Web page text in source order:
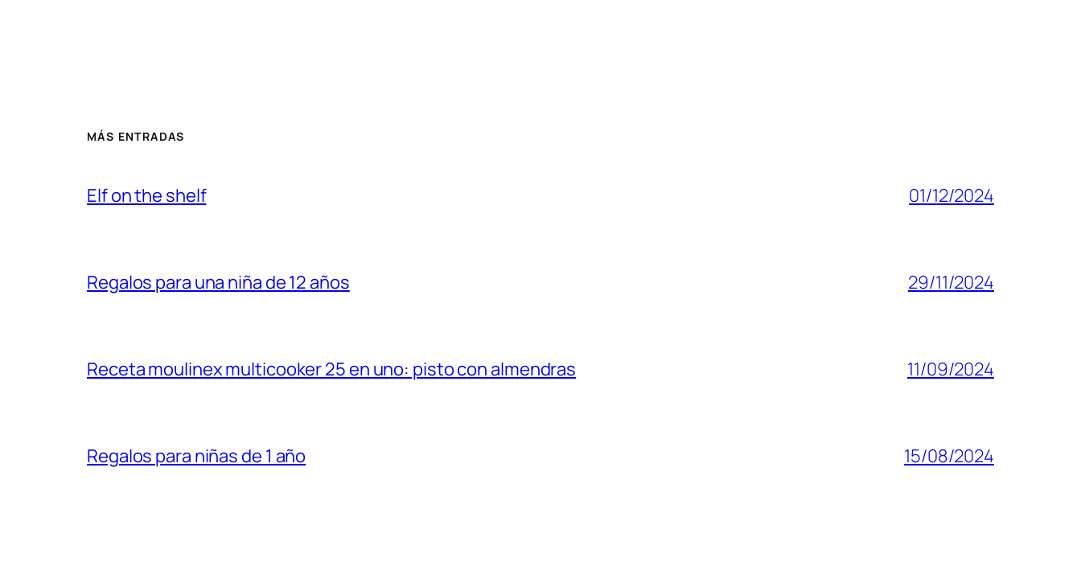
MÁS ENTRADAS
Elf on the shelf 01/12/2024
Regalos para una niña de 12 años 29/11/2024
Receta moulinex multicooker 25 en uno: pisto con almendras 11/09/2024
Regalos para niñas de 1 año 15/08/2024